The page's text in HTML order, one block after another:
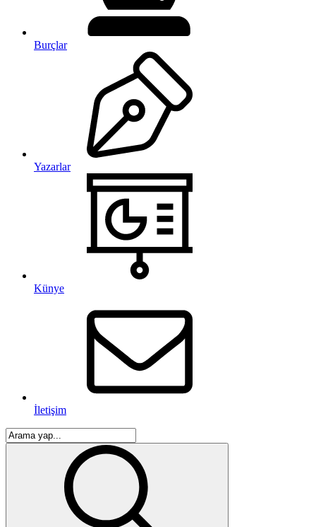
Burçlar
Yazarlar
Künye
İletişim